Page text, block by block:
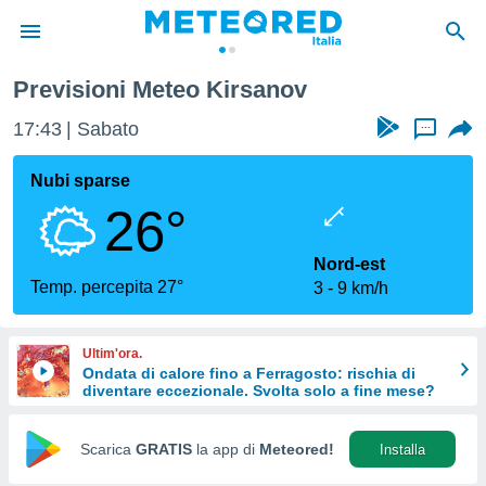
di
per
le
di
Web
Previsioni Meteo Kirsanov
17:43 Sabato ...
Nubi sparse
26°
Temp. percepita 27°
Nord-est
3
9 km/h
Ultim'ora.
Ondata di calore fino a Ferragosto: rischia di
diventare eccezionale. Svolta solo a fine mese?
Scarica GRATIS la app di Meteored! Installa